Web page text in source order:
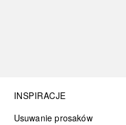
INSPIRACJE
Usuwanie prosaków